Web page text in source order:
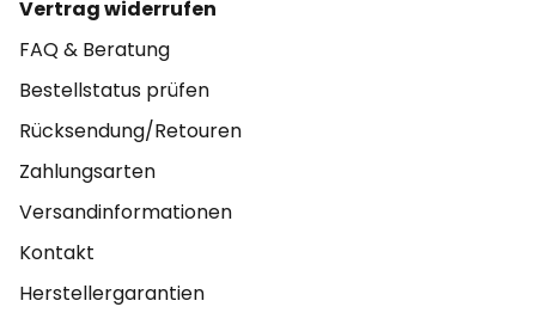
Vertrag widerrufen
FAQ & Beratung
Bestellstatus prüfen
Rücksendung/Retouren
Zahlungsarten
Versandinformationen
Kontakt
Herstellergarantien